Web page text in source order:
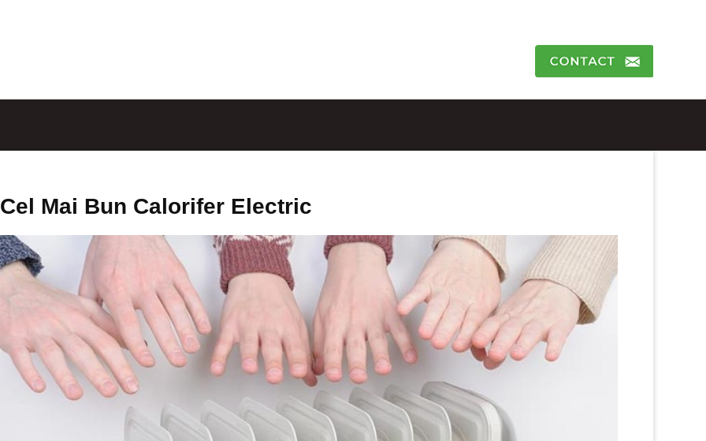
Cel Mai Bun Calorifer Electric